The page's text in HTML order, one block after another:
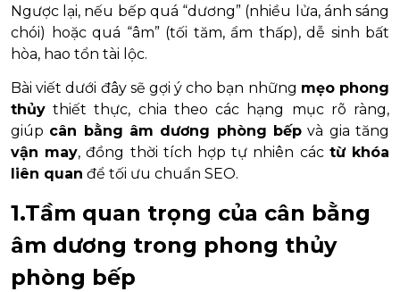
Ngược lại, nếu bếp quá “dương” (nhiều lửa, ánh sáng
chói) hoặc quá “âm” (tối tăm, ẩm thấp), dễ sinh bất
hòa, hao tổn tài lộc.
Bài viết dưới đây sẽ gợi ý cho bạn những mẹo phong
thủy thiết thực, chia theo các hạng mục rõ ràng,
giúp cân bằng âm dương phòng bếp và gia tăng
vận may, đồng thời tích hợp tự nhiên các từ khóa
liên quan để tối ưu chuẩn SEO.
1.Tầm quan trọng của cân bằng
âm dương trong phong thủy
phòng bếp